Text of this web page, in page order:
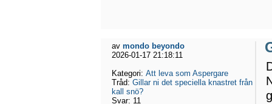
av mondo beyondo
2026-01-17 21:18:11
Kategori: Att leva som Aspergare
Tråd: Gillar ni det speciella knastret från
kall snö?
Svar: 11